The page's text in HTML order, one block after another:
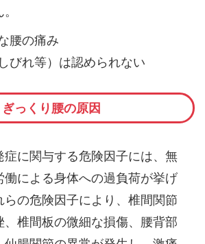
腰の痛み
びれ等）は認められない
ぎっくり腰の原因
症に関与する危険因子には、無
による身体への過負荷が挙げ
らの危険因子により、椎間関節
、椎間板の微細な損傷、腰背部